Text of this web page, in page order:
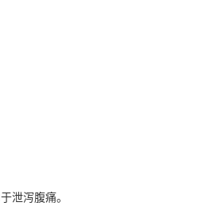
泄泻腹痛。